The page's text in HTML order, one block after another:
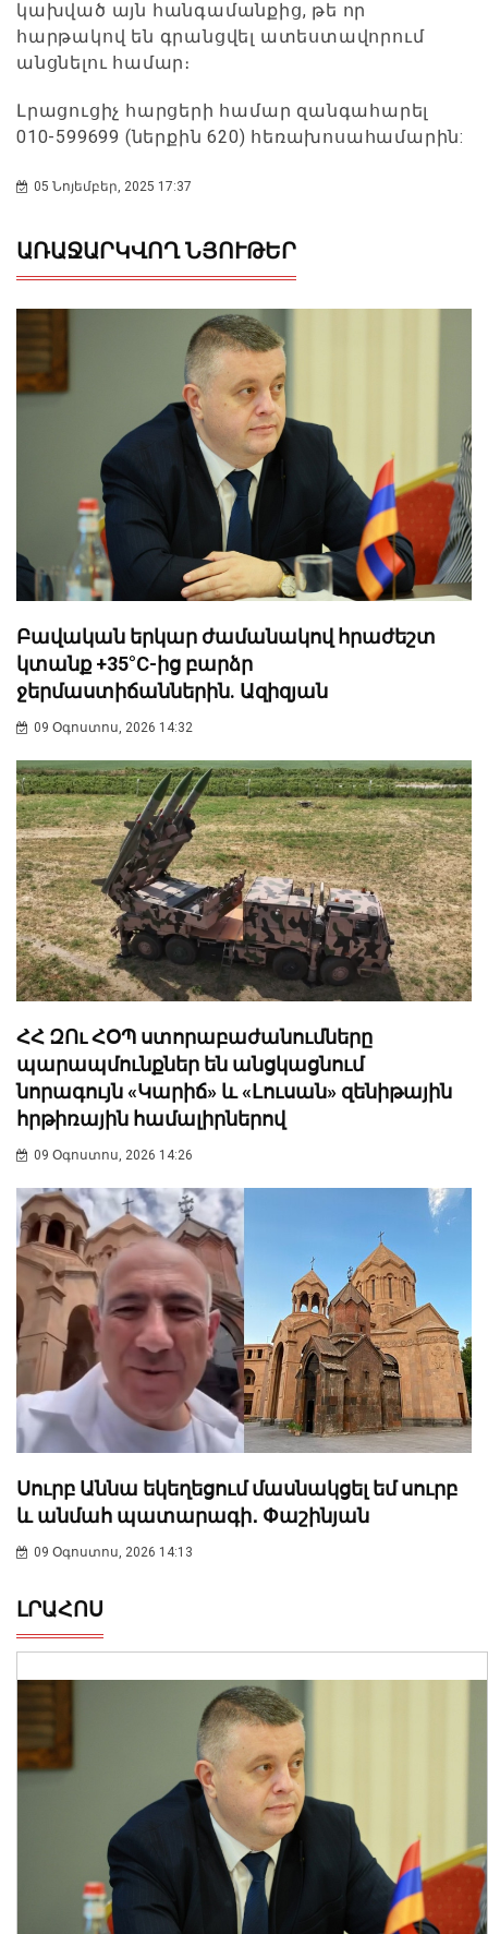
կախված այն հանգամանքից, թե որ
հարթակով են գրանցվել ատեստավորում
անցնելու համար։
Լրացուցիչ հարցերի համար զանգահարել
010-599699 (ներքին 620) հեռախոսահամարին:
05 Նոյեմբեր, 2025 17:37
ԱՌԱՋԱՐԿՎՈՂ ՆՅՈՒԹԵՐ
Բավական երկար ժամանակով հրաժեշտ
կտանք +35°C-ից բարձր
ջերմաստիճաններին. Ազիզյան
09 Օգոստոս, 2026 14:32
ՀՀ ԶՈւ ՀՕՊ ստորաբաժանումները
պարապմունքներ են անցկացնում
նորագույն «Կարիճ» և «Լուսան» զենիթային
հրթիռային համալիրներով
09 Օգոստոս, 2026 14:26
Սուրբ Աննա եկեղեցում մասնակցել եմ սուրբ
և անմահ պատարագի․ Փաշինյան
09 Օգոստոս, 2026 14:13
ԼՐԱՀՈՍ